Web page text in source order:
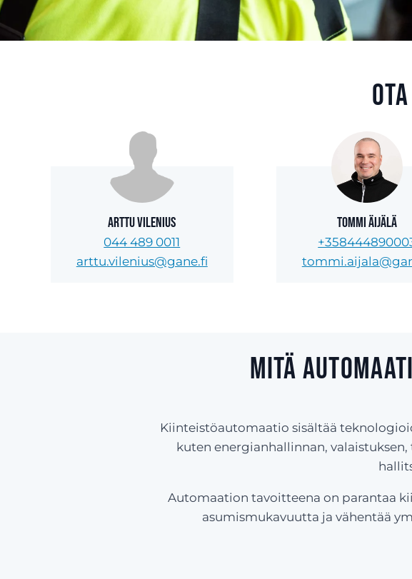
Arttu Vilenius
044 489 0011
arttu.vilenius@gane.fi
Tommi Äijälä
Mitä
Kiinteistöautomaatio sisältää
kuten energianhallinnan,
Automaation tavoitteena on parantaa
asumismukavuutta ja vähentää